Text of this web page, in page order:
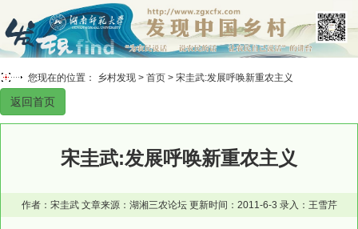
您现在的位置： 乡村发现 > 首页 > 宋圭武:发展呼唤新重农主义
返回首页
宋圭武:发展呼唤新重农主义
作者：宋圭武 文章来源：湖湘三农论坛 更新时间：2011-6-3 录入：王雪芹